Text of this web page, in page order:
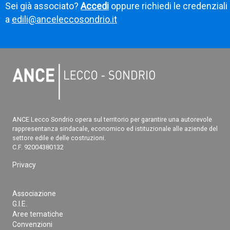
Sei già associato?Accedi oppure richiedi le credenziali
a edili@anceleccosondrio.it
ANCE Lecco Sondrio opera sul territorio per garantire una autorevole
rappresentanza sindacale, economico ed istituzionale alle aziende del
settore edile e delle costruzioni.
C.F. 92004380132
Privacy
Associazione
G.I.E.
Aree tematiche
Convenzioni